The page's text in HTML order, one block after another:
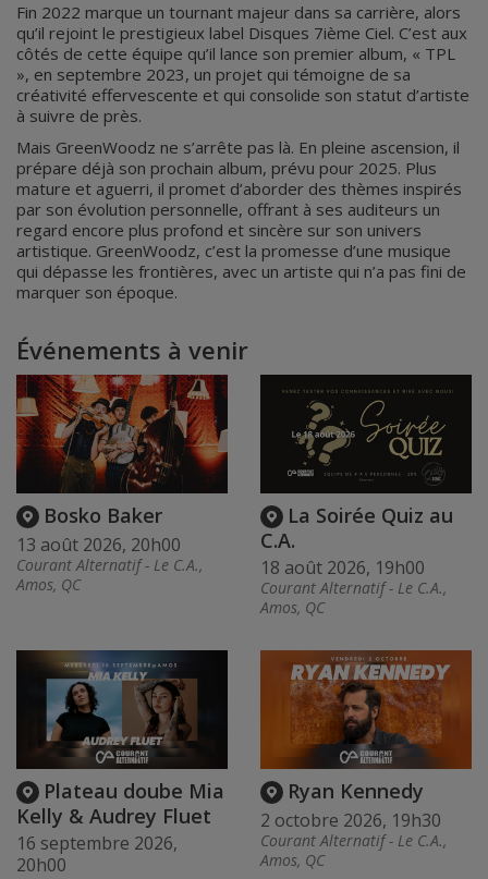
Fin 2022 marque un tournant majeur dans sa carrière, alors
qu’il rejoint le prestigieux label Disques 7ième Ciel. C’est aux
côtés de cette équipe qu’il lance son premier album, « TPL
», en septembre 2023, un projet qui témoigne de sa
créativité effervescente et qui consolide son statut d’artiste
à suivre de près.
Mais GreenWoodz ne s’arrête pas là. En pleine ascension, il
prépare déjà son prochain album, prévu pour 2025. Plus
mature et aguerri, il promet d’aborder des thèmes inspirés
par son évolution personnelle, offrant à ses auditeurs un
regard encore plus profond et sincère sur son univers
artistique. GreenWoodz, c’est la promesse d’une musique
qui dépasse les frontières, avec un artiste qui n’a pas fini de
marquer son époque.
Événements à venir
Bosko Baker
13 août 2026, 20h00
Courant Alternatif - Le C.A.,
Amos, QC
La Soirée Quiz au
C.A.
18 août 2026, 19h00
Courant Alternatif - Le C.A.,
Amos, QC
Plateau doube Mia
Kelly & Audrey Fluet
16 septembre 2026,
20h00
Ryan Kennedy
2 octobre 2026, 19h30
Courant Alternatif - Le C.A.,
Amos, QC